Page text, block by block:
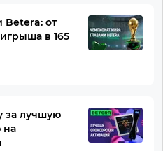
Betera: от
в 165
за лучшую
на